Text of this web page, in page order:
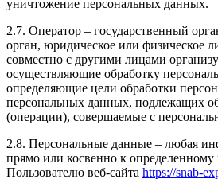
уничтожение персональных данных.
2.7. Оператор – государственный
орган, юридическое или физическое
совместно с другими лицами
осуществляющие обработку
определяющие цели обработки
персональных данных, подлежащих
(операции), совершаемые с
2.8. Персональные данные – любая
прямо или косвенно к
Пользователю веб-сайта https://snab-